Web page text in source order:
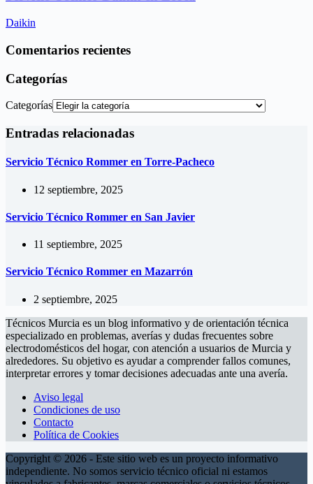
Daikin
Comentarios recientes
Categorías
Categorías
Entradas relacionadas
Servicio Técnico Rommer en Torre-Pacheco
12 septiembre, 2025
Servicio Técnico Rommer en San Javier
11 septiembre, 2025
Servicio Técnico Rommer en Mazarrón
2 septiembre, 2025
Técnicos Murcia es un blog informativo y de orientación técnica
especializado en problemas, averías y dudas frecuentes sobre
electrodomésticos del hogar, con atención a usuarios de Murcia y
alrededores. Su objetivo es ayudar a comprender fallos comunes,
interpretar errores y tomar decisiones adecuadas ante una avería.
Aviso legal
Condiciones de uso
Contacto
Política de Cookies
Copyright © 2026 - Este sitio web es un proyecto informativo
independiente. No somos servicio técnico oficial ni estamos